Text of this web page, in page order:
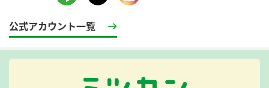
公式アカウント一覧